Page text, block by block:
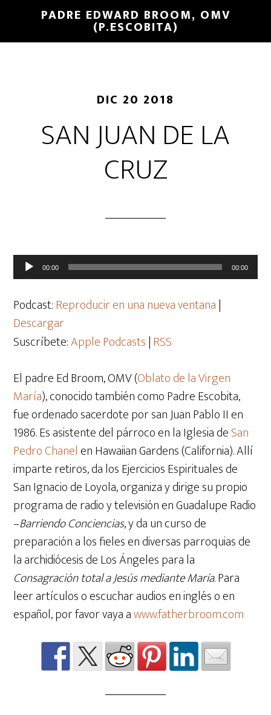
PADRE EDWARD BROOM, OMV
(P.ESCOBITA)
DIC 20 2018
SAN JUAN DE LA
CRUZ
Reproductor
de
audio
00:00 00:00
Podcast:Reproducir en una nueva ventana|
Descargar
Suscríbete:Apple Podcasts|RSS
El padre Ed Broom, OMV (Oblato de la Virgen
María), conocido también como Padre Escobita,
fue ordenado sacerdote por san Juan Pablo II en
1986. Es asistente del párroco en la Iglesia deSan
Pedro Chanel en Hawaiian Gardens (California). Allí
imparte retiros, da los Ejercicios Espirituales de
San Ignacio de Loyola, organiza y dirige su propio
programa de radio y televisión en Guadalupe Radio
–Barriendo Conciencias, y da un curso de
preparación a los fieles en diversas parroquias de
la archidiócesis de Los Ángeles para la
Consagración total a Jesús mediante María. Para
leer artículos o escuchar audios en inglés o en
español, por favor vaya awww.fatherbroom.com